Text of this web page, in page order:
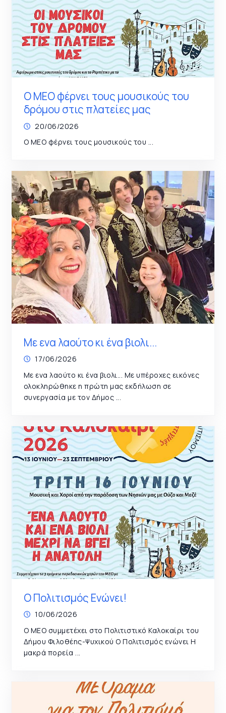
Ο ΜΕΟ φέρνει τους μουσικούς του
δρόμου στις πλατείες μας
20/06/2026
Ο ΜΕΟ φέρνει τους μουσικούς του ...
Με ενα λαούτο κι ένα βιολι...
17/06/2026
Με ενα λαούτο κι ένα βιολι... Με υπέροχες εικόνες
ολοκληρώθηκε η πρώτη μας εκδήλωση σε
συνεργασία με τον Δήμος ...
Ο Πολιτισμός Ενώνει!
10/06/2026
Ο ΜΕΟ συμμετέχει στο Πολιτιστικό Καλοκαίρι του
Δήμου Φιλοθέης-Ψυχικού Ο Πολιτισμός ενώνει Η
μακρά πορεία ...